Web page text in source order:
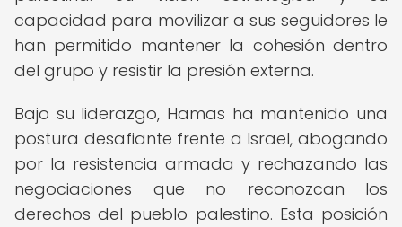
capacidad para movilizar a sus seguidores le
han permitido mantener la cohesión dentro
del grupo y resistir la presión externa.
Bajo su liderazgo, Hamas ha mantenido una
postura desafiante frente a Israel, abogando
por la resistencia armada y rechazando las
negociaciones que no reconozcan los
derechos del pueblo palestino. Esta posición